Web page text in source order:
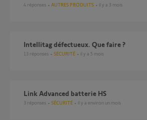
4 réponses AUTRES PRODUITS il y a 3 mois
Intellitag défectueux. Que faire ?
13 réponses SÉCURITÉ il y a 5 mois
Link Advanced batterie HS
3 réponses SÉCURITÉ il y a environ un mois